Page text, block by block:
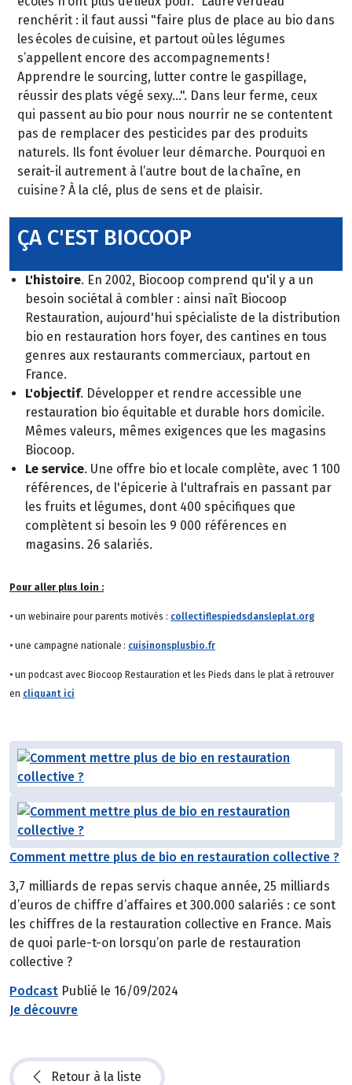
renchérit : il faut aussi "faire plus de place au bio dans
les écoles de cuisine, et partout où les légumes
s’appellent encore des accompagnements !
Apprendre le sourcing, lutter contre le gaspillage,
réussir des plats végé sexy…". Dans leur ferme, ceux
qui passent au bio pour nous nourrir ne se contentent
pas de remplacer des pesticides par des produits
naturels. Ils font évoluer leur démarche. Pourquoi en
serait-il autrement à l’autre bout de la chaîne, en
cuisine ? À la clé, plus de sens et de plaisir.
ÇA C'EST BIOCOOP
L'histoire. En 2002, Biocoop comprend qu'il y a un
besoin sociétal à combler : ainsi naît Biocoop
Restauration, aujourd'hui spécialiste de la distribution
bio en restauration hors foyer, des cantines en tous
genres aux restaurants commerciaux, partout en
France.
L'objectif. Développer et rendre accessible une
restauration bio équitable et durable hors domicile.
Mêmes valeurs, mêmes exigences que les magasins
Biocoop.
Le service. Une offre bio et locale complète, avec 1 100
références, de l'épicerie à l'ultrafrais en passant par
les fruits et légumes, dont 400 spécifiques que
complètent si besoin les 9 000 références en
magasins. 26 salariés.
Pour aller plus loin :
• un webinaire pour parents motivés : collectiflespiedsdansleplat.org
• une campagne nationale : cuisinonsplusbio.fr
• un podcast avec Biocoop Restauration et les Pieds dans le plat à retrouver
en cliquant ici
Comment mettre plus de bio en restauration collective ?
3,7 milliards de repas servis chaque année, 25 milliards
d’euros de chiffre d’affaires et 300.000 salariés : ce sont
les chiffres de la restauration collective en France. Mais
de quoi parle-t-on lorsqu’on parle de restauration
collective ?
Podcast Publié le 16/09/2024
Je découvre
Retour à la liste